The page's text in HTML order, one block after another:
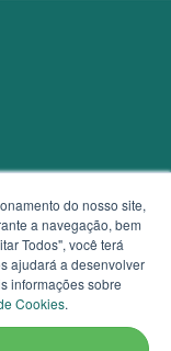
do nosso site,
a navegação, bem
Todos", você terá
ajudará a desenvolver
informações sobre
Cookies.